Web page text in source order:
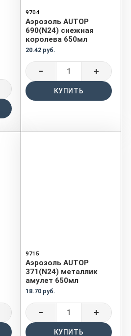
9704
Аэрозоль AUTOP
690(N24) снежная
королева 650мл
20.42 руб.
− +
КУПИТЬ
9715
Аэрозоль AUTOP
371(N24) металлик
амулет 650мл
18.70 руб.
− +
КУПИТЬ